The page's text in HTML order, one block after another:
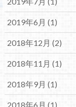
2019年6月 (1)
2018年12月 (2)
2018年11月 (1)
2018年9月 (1)
2018年6月 (1)